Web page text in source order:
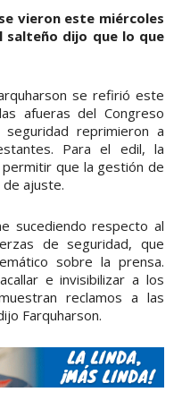
vieron este miércoles
salteño dijo que lo que
se refirió este
afueras del Congreso
reprimieron a
Para el edil, la
que la gestión de
de ajuste.
sucediendo respecto al
de seguridad, que
sobre la prensa.
e invisibilizar a los
reclamos a las
Farquharson.